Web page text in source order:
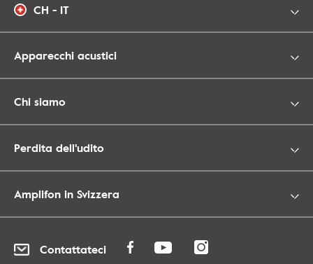
CH - IT
Apparecchi acustici
Chi siamo
Perdita dell'udito
Amplifon in Svizzera
Contattateci